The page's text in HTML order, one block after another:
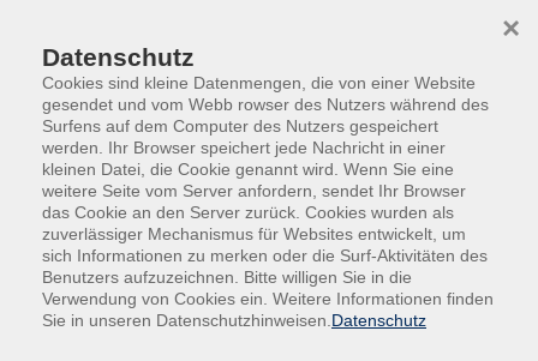
Trenner
Datenschutz
Cookies sind kleine Datenmengen, die von einer Website
gesendet und vom Webb rowser des Nutzers während des
Surfens auf dem Computer des Nutzers gespeichert
werden. Ihr Browser speichert jede Nachricht in einer
kleinen Datei, die Cookie genannt wird. Wenn Sie eine
weitere Seite vom Server anfordern, sendet Ihr Browser
das Cookie an den Server zurück. Cookies wurden als
zuverlässiger Mechanismus für Websites entwickelt, um
sich Informationen zu merken oder die Surf-Aktivitäten des
Benutzers aufzuzeichnen. Bitte willigen Sie in die
Verwendung von Cookies ein. Weitere Informationen finden
Sie in unseren Datenschutzhinweisen. Datenschutz
×